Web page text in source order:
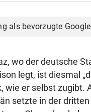
als bevorzugte
wo der deutsche
legt, ist diesmal
wie er selbst zugibt.
setzte in der